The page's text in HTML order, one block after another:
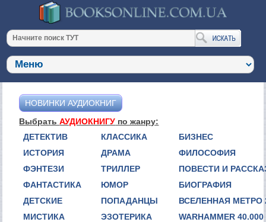
НОВИНКИ АУДИОКНИГ
ВыбратьАУДИОКНИГУ по жанру:
ДЕТЕКТИВ
ИСТОРИЯ
ФЭНТЕЗИ
ФАНТАСТИКА
ДЕТСКИЕ
МИСТИКА
КЛАССИКА
ДРАМА
ТРИЛЛЕР
ЮМОР
ПОПАДАНЦЫ
ЭЗОТЕРИКА
БИЗНЕС
ФИЛОСОФИЯ
ПОВЕСТИ И
БИОГРАФИЯ
ВСЕЛЕННАЯ МЕТРО
WARHAMMER 40.000